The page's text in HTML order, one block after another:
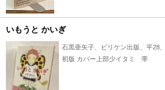
いもうと かいぎ
石黒亜矢子、ビリケン出版、平28
初版 カバー上部少イタミ 帯